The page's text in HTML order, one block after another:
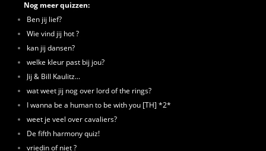
Nog meer quizzen:
Ben jij lief?
Wie vind jij hot ?
kan jij dansen?
welke kleur past bij jou?
Jij & Bill Kaulitz...
wat weet jij nog over lord of the rings?
I wanna be a human to be with you [TH] *2*
weet je veel over cavaliers?
De fifth harmony quiz!
vriedin of niet ?